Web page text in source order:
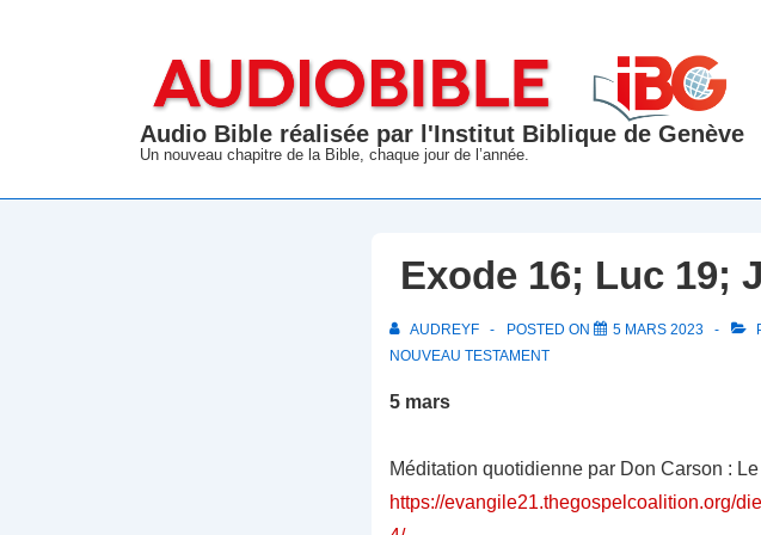
Audio Bible réalisée par l'Institut Biblique de Genève
Un nouveau chapitre de la Bible, chaque jour de l’année.
Exode 16; Luc 19;
AUDREYF POSTED ON 5 MARS 2023
NOUVEAU TESTAMENT
5 mars
Méditation quotidienne par Don Carson :
https://evangile21.thegospelcoalition.org/